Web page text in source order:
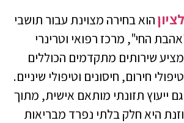
הוא בחירה מצוינת עבור תושבי
החי", מרכז רפואי וטרינרי
שירותים מתקדמים הכוללים
חירום, חיסונים וטיפולי שיניים.
תזונתי מותאם אישית, מתוך
היא חלק בלתי נפרד מבריאות